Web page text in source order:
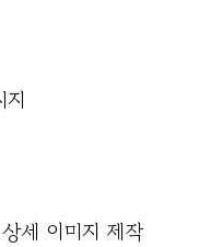
세 이미지 제작